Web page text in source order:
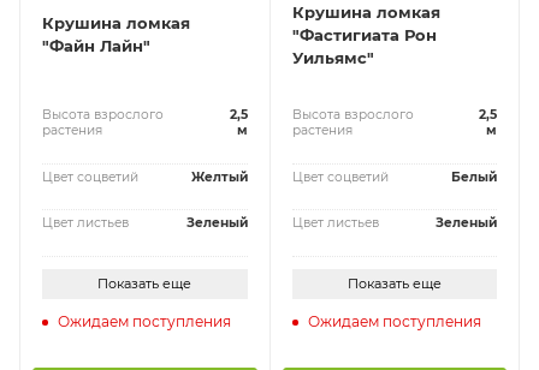
Крушина ломкая
"Файн Лайн"
Высота взрослого
растения
2,5
м
Цвет соцветий Желтый
Цвет листьев Зеленый
Показать еще
Ожидаем поступления
Крушина ломкая
"Фастигиата Рон
Уильямс"
Высота взрослого
растения
2,5
м
Цвет соцветий Белый
Цвет листьев Зеленый
Показать еще
Ожидаем поступления